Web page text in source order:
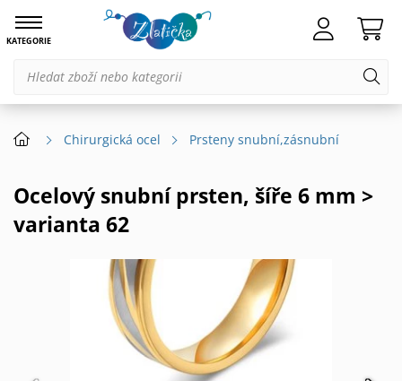
KATEGORIE
Chirurgická ocel Prsteny snubní,zásnubní
Ocelový snubní prsten, šíře 6 mm >
varianta 62